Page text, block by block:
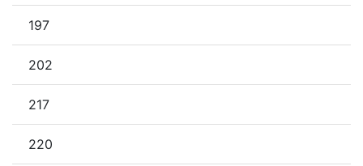
197
202
217
220